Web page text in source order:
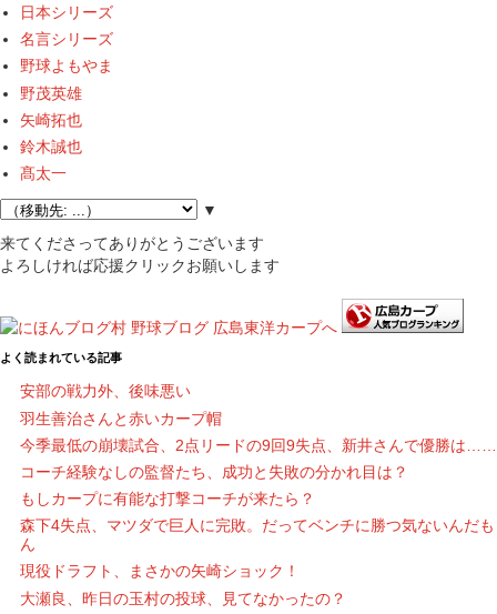
日本シリーズ
名言シリーズ
野球よもやま
野茂英雄
矢崎拓也
鈴木誠也
髙太一
▼
来てくださってありがとうございます
よろしければ応援クリックお願いします
よく読まれている記事
安部の戦力外、後味悪い
羽生善治さんと赤いカープ帽
今季最低の崩壊試合、2点リードの9回9失点、新井さんで優勝は……
コーチ経験なしの監督たち、成功と失敗の分かれ目は？
もしカープに有能な打撃コーチが来たら？
森下4失点、マツダで巨人に完敗。だってベンチに勝つ気ないんだも
ん
現役ドラフト、まさかの矢崎ショック！
大瀬良、昨日の玉村の投球、見てなかったの？